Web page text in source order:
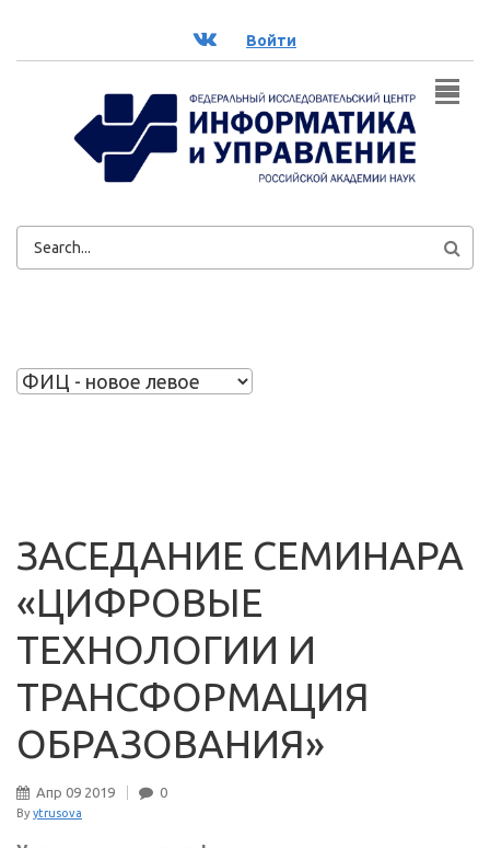
ВК Войти
ФОРМА
ЗАСЕДАНИЕ СЕМИНАРА
«ЦИФРОВЫЕ
ТЕХНОЛОГИИ И
ТРАНСФОРМАЦИЯ
ОБРАЗОВАНИЯ»
Апр 09 2019 0
By ytrusova